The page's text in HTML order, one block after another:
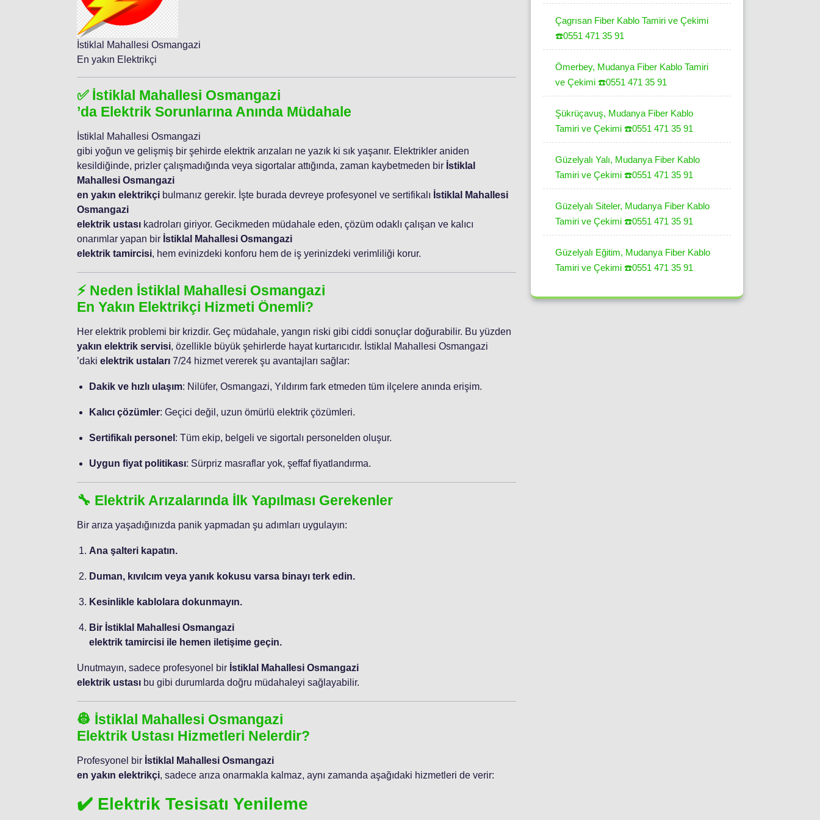
İstiklal Mahallesi Osmangazi
En yakın Elektrikçi
✅ İstiklal Mahallesi Osmangazi
’da Elektrik Sorunlarına Anında Müdahale
İstiklal Mahallesi Osmangazi
gibi yoğun ve gelişmiş bir şehirde elektrik arızaları ne yazık ki sık yaşanır. Elektrikler aniden
kesildiğinde, prizler çalışmadığında veya sigortalar attığında, zaman kaybetmeden bir İstiklal
Mahallesi Osmangazi
en yakın elektrikçi bulmanız gerekir. İşte burada devreye profesyonel ve sertifikalı İstiklal Mahallesi
Osmangazi
elektrik ustası kadroları giriyor. Gecikmeden müdahale eden, çözüm odaklı çalışan ve kalıcı
onarımlar yapan bir İstiklal Mahallesi Osmangazi
elektrik tamircisi, hem evinizdeki konforu hem de iş yerinizdeki verimliliği korur.
⚡ Neden İstiklal Mahallesi Osmangazi
En Yakın Elektrikçi Hizmeti Önemli?
Her elektrik problemi bir krizdir. Geç müdahale, yangın riski gibi ciddi sonuçlar doğurabilir. Bu yüzden
yakın elektrik servisi, özellikle büyük şehirlerde hayat kurtarıcıdır. İstiklal Mahallesi Osmangazi
’daki elektrik ustaları 7/24 hizmet vererek şu avantajları sağlar:
Dakik ve hızlı ulaşım: Nilüfer, Osmangazi, Yıldırım fark etmeden tüm ilçelere anında erişim.
Kalıcı çözümler: Geçici değil, uzun ömürlü elektrik çözümleri.
Sertifikalı personel : Tüm ekip, belgeli ve sigortalı personelden oluşur.
Uygun fiyat politikası: Sürpriz masraflar yok, şeffaf fiyatlandırma.
🔧 Elektrik Arızalarında İlk Yapılması Gerekenler
Bir arıza yaşadığınızda panik yapmadan şu adımları uygulayın:
Ana şalteri kapatın.
Duman, kıvılcım veya yanık kokusu varsa binayı terk edin.
Kesinlikle kablolara dokunmayın.
Bir İstiklal Mahallesi Osmangazi
elektrik tamircisi ile hemen iletişime geçin.
Unutmayın, sadece profesyonel bir İstiklal Mahallesi Osmangazi
elektrik ustası bu gibi durumlarda doğru müdahaleyi sağlayabilir.
👷 İstiklal Mahallesi Osmangazi
Elektrik Ustası Hizmetleri Nelerdir?
Profesyonel bir İstiklal Mahallesi Osmangazi
en yakın elektrikçi, sadece arıza onarmakla kalmaz, aynı zamanda aşağıdaki hizmetleri de verir:
✔️ Elektrik Tesisatı Yenileme
Çagrısan Fiber Kablo Tamiri ve Çekimi
☎️0551 471 35 91
Ömerbey, Mudanya Fiber Kablo Tamiri
ve Çekimi ☎️0551 471 35 91
Şükrüçavuş, Mudanya Fiber Kablo
Tamiri ve Çekimi ☎️0551 471 35 91
Güzelyalı Yalı, Mudanya Fiber Kablo
Tamiri ve Çekimi ☎️0551 471 35 91
Güzelyalı Siteler, Mudanya Fiber Kablo
Tamiri ve Çekimi ☎️0551 471 35 91
Güzelyalı Eğitim, Mudanya Fiber Kablo
Tamiri ve Çekimi ☎️0551 471 35 91